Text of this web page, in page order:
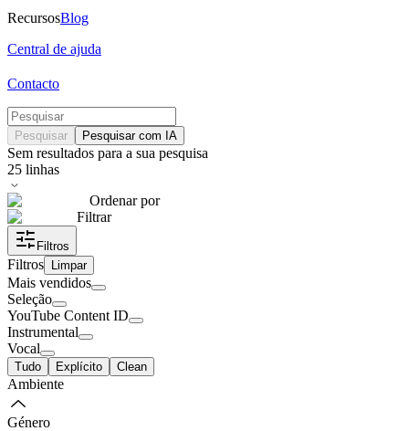
RecursosBlog
Central de ajuda
Contacto
Pesquisar Pesquisar com IA
Sem resultados para a sua pesquisa
25 linhas
Ordenar por
Filtrar
Filtros
Filtros Limpar
Mais vendidos
Seleção
YouTube Content ID
Instrumental
Vocal
Tudo Explícito Clean
Ambiente
Género